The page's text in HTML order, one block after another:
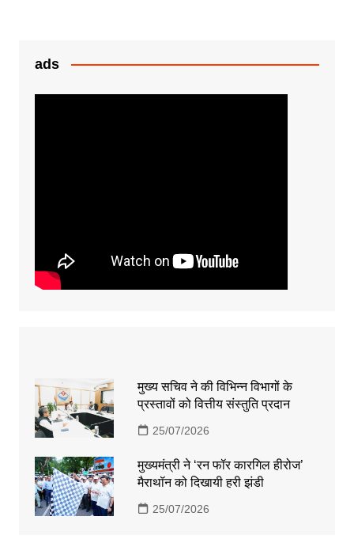
ads
मुख्य सचिव ने की विभिन्न विभागों के
प्रस्तावों को वित्तीय संस्तुति प्रदान
25/07/2026
मुख्यमंत्री ने ‘रन फॉर कारगिल हीरोज’
मैराथॉन को दिखायी हरी झंडी
25/07/2026